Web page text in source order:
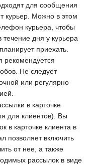
для сообщения
курьер. Можно в этом
курьера, чтобы
дня у курьера
приехать.
рекомендуется
Не следует
или регулярно
в карточке
для клиентов). Вы
в карточке клиента в
позволяет включить
от нее, а также
рассылок в виде